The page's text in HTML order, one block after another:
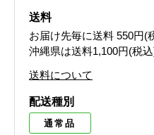
送料
お届け先毎に送料 550円(
沖縄県は送料1,100円(税
送料について
配送種別
通常品